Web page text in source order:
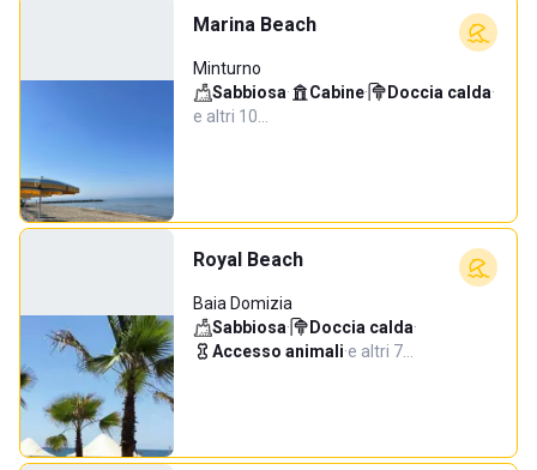
Marina Beach
Minturno
Sabbiosa· Cabine· Doccia calda·
e altri 10…
Royal Beach
Baia Domizia
Sabbiosa· Doccia calda·
Accesso animali·e altri 7…